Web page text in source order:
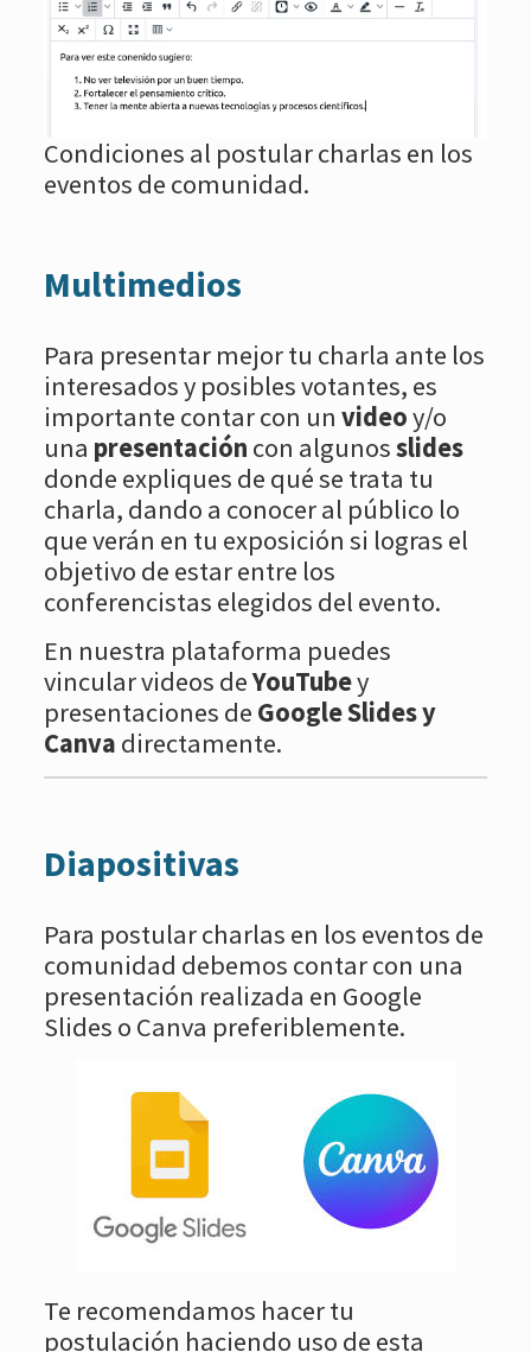
Condiciones al postular charlas en los
eventos de comunidad.
Multimedios
Para presentar mejor tu charla ante los
interesados y posibles votantes, es
importante contar con un videoy/o
una presentación con algunosslides
donde expliques de qué se trata tu
charla, dando a conocer al público lo
que verán en tu exposición si logras el
objetivo de estar entre los
conferencistas elegidos del evento.
En nuestra plataforma puedes
vincular videos deYouTubey
presentaciones de Google Slides y
Canva directamente.
Diapositivas
Para postular charlas en los eventos de
comunidad debemos contar con una
presentación realizada en Google
Slides o Canva preferiblemente.
Te recomendamos hacer tu
postulación haciendo uso de esta